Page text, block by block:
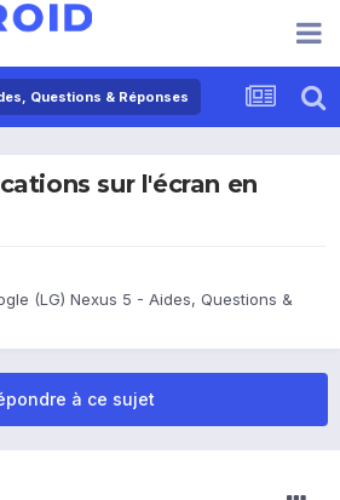
Questions & Réponses
sur l'écran en
(LG) Nexus 5 - Aides, Questions &
à ce sujet